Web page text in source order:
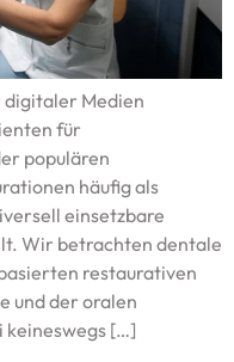
digitaler Medien
für
populären
häufig als
einsetzbare
Wir betrachten dentale
restaurativen
und der oralen
keineswegs […]